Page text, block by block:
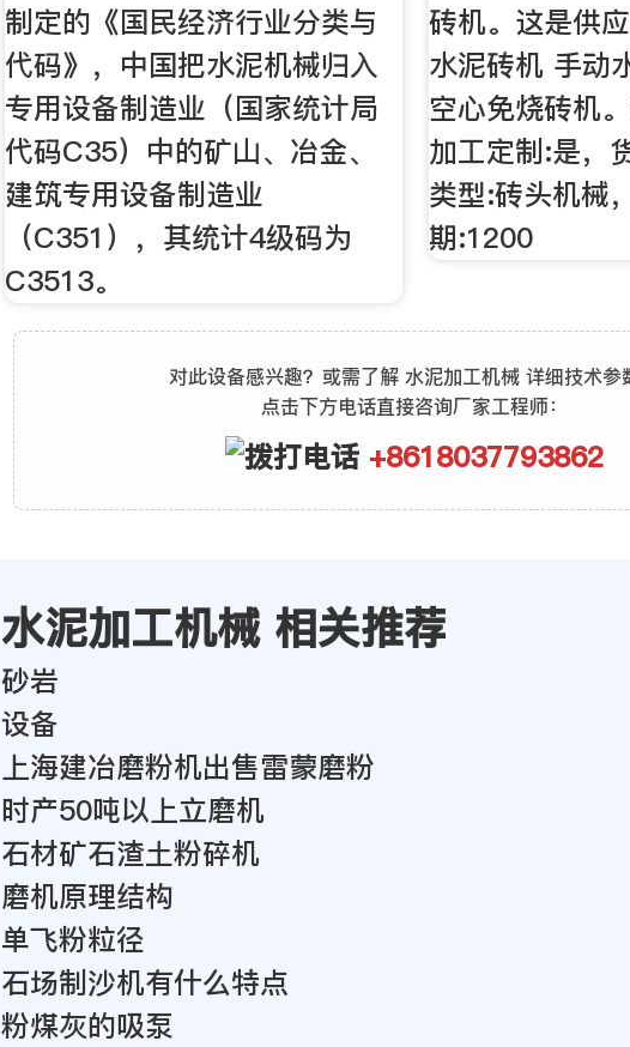
制定的《国民经济行业分类与
代码》，中国把水泥机械归入
专用设备制造业（国家统计局
代码C35）中的矿山、冶金、
建筑专用设备制造业
（C351），其统计4级码为
C3513。
砖机。这是供
水泥砖机 手动
空心免烧砖机
加工定制:是，
类型:砖头机械
期:1200
对此设备感兴趣？或需了解 水泥加工机械 详细技术参
点击下方电话直接咨询厂家工程师：
+8618037793862
水泥加工机械 相关推荐
砂岩
设备
上海建冶磨粉机出售雷蒙磨粉
时产50吨以上立磨机
石材矿石渣土粉碎机
磨机原理结构
单飞粉粒径
石场制沙机有什么特点
粉煤灰的吸泵